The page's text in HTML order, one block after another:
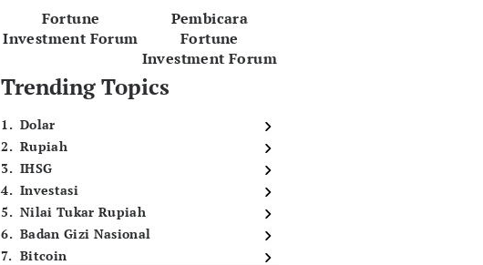
Fortune
Investment Forum
Pembicara
Fortune
Investment Forum
Trending Topics
1. Dolar
2. Rupiah
3. IHSG
4. Investasi
5. Nilai Tukar Rupiah
6. Badan Gizi Nasional
7. Bitcoin